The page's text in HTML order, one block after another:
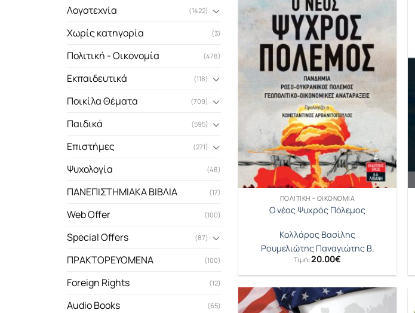
Λογοτεχνία (1422)
Χωρίς κατηγορία (3)
Πολιτική - Οικονομία (478)
Εκπαιδευτικά (118)
Ποικίλα Θέματα (709)
Παιδικά (595)
Επιστήμες (271)
Ψυχολογία (48)
ΠΑΝΕΠΙΣΤΗΜΙΑΚΑ ΒΙΒΛΙΑ (17)
Web Offer (100)
Special Offers (87)
ΠΡΑΚΤΟΡΕΥΟΜΕΝΑ (100)
Foreign Rights (12)
Audio Books (65)
ΠΟΛΙΤΙΚΉ - ΟΙΚΟΝΟΜΊΑ
Ο νέος Ψυχρός Πόλεμος
Κολλάρος Βασίλης
Ρουμελιώτης Παναγιώτης Β.
Τιμή:20.00€